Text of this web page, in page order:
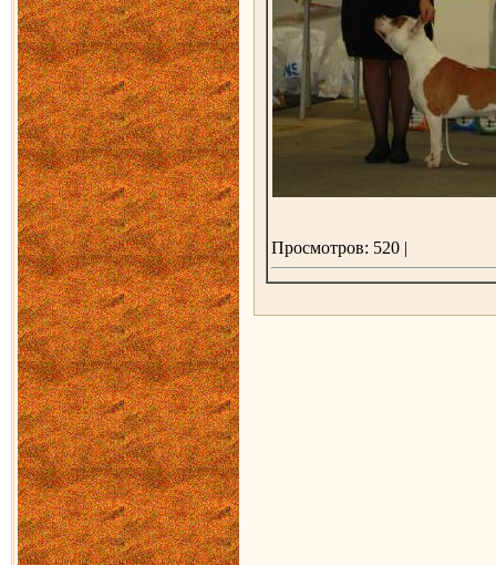
Просмотров: 520 |